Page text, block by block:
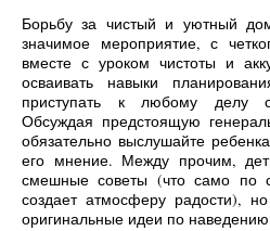
Борьбу за чистый и уютный
значимое мероприятие, с
вместе с уроком чистоты и
осваивать навыки
приступать к любому делу
Обсуждая предстоящую
обязательно выслушайте
его мнение. Между прочим,
смешные советы (что само по
создает атмосферу радости),
оригинальные идеи по